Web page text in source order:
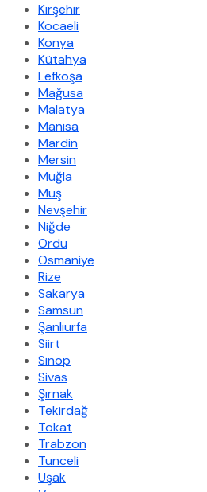
Kırşehir
Kocaeli
Konya
Kütahya
Lefkoşa
Mağusa
Malatya
Manisa
Mardin
Mersin
Muğla
Muş
Nevşehir
Niğde
Ordu
Osmaniye
Rize
Sakarya
Samsun
Şanlıurfa
Siirt
Sinop
Sivas
Şırnak
Tekirdağ
Tokat
Trabzon
Tunceli
Uşak